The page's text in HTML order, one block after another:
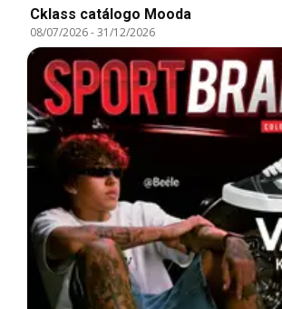
Cklass catálogo Mooda
08/07/2026-31/12/2026